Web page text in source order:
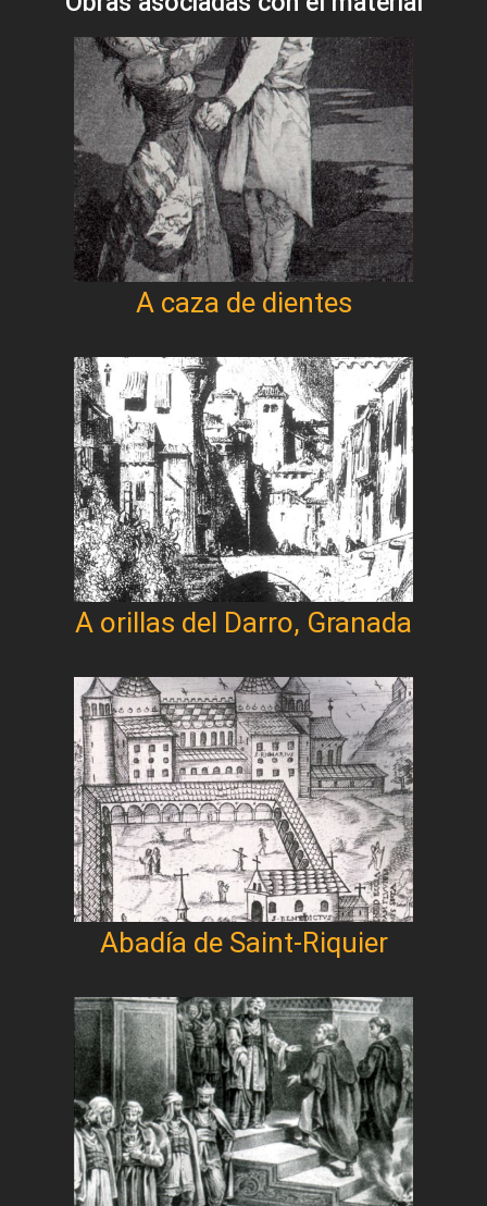
A caza de dientes
A orillas del Darro, Granada
Abadía de Saint-Riquier